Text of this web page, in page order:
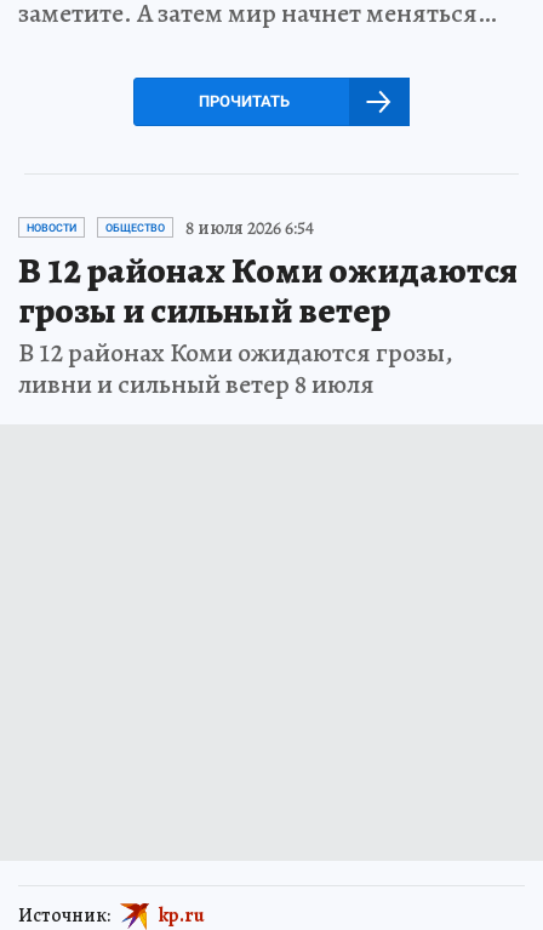
заметите. А затем мир начнет меняться…
ПРОЧИТАТЬ
НОВОСТИ ОБЩЕСТВО 8 июля 2026 6:54
В 12 районах Коми ожидаются
грозы и сильный ветер
В 12 районах Коми ожидаются грозы,
ливни и сильный ветер 8 июля
Источник: kp.ru